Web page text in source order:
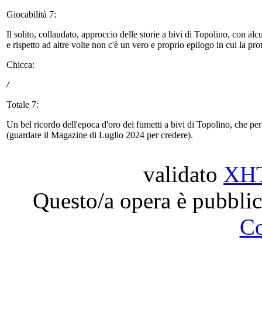
Giocabilità 7:
Il solito, collaudato, approccio delle storie a bivi di Topolino, con
e rispetto ad altre volte non c'è un vero e proprio epilogo in cui la
Chicca:
/
Totale 7:
Un bel ricordo dell'epoca d'oro dei fumetti a bivi di Topolino, che
(guardare il Magazine di Luglio 2024 per credere).
validato
Questo/a opera è